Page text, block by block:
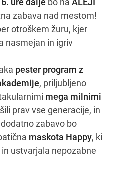
za pot
zabava nad mestom!
otroškem žuru, kjer
nasmejan in igriv
pester program z
, priljubljeno
mega milnimi
prav vse generacije, in
dodatno zabavo bo
maskota Happy, ki
ustvarjala nepozabne